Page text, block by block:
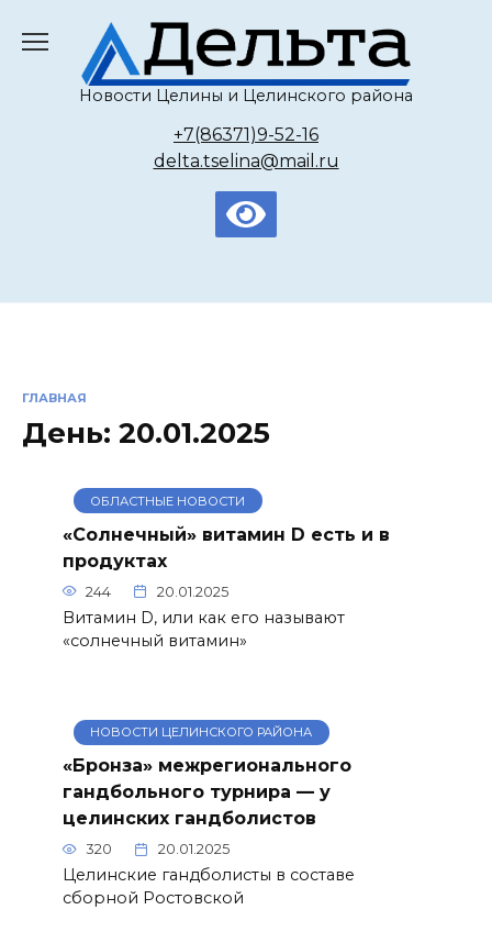
содержанию
Новости Целины и Целинского района
+7(86371)9-52-16
delta.tselina@mail.ru
ГЛАВНАЯ
День: 20.01.2025
ОБЛАСТНЫЕ НОВОСТИ
«Солнечный» витамин D есть и в
продуктах
244 20.01.2025
Витамин D, или как его называют
«солнечный витамин»
НОВОСТИ ЦЕЛИНСКОГО РАЙОНА
«Бронза» межрегионального
гандбольного турнира — у
целинских гандболистов
320 20.01.2025
Целинские гандболисты в составе
сборной Ростовской